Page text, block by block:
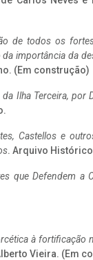
de todos os
importância da
(Em construção)
Ilha Terceira, por
Castellos e
. Arquivo
que Defendem a
à fortificação
Vieira. (Em